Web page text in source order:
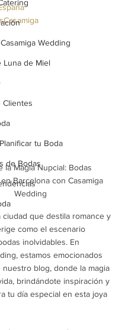
Wedding
Luna de Miel
Clientes
tu Boda
de Bodas
la Magia Nupcial: Bodas
Barcelona con Casamiga
Wedding
ciudad que destila romance y
como el escenario
inolvidables. En
estamos emocionados
blog, donde la magia
brindándote inspiración y
tu día especial en esta joya